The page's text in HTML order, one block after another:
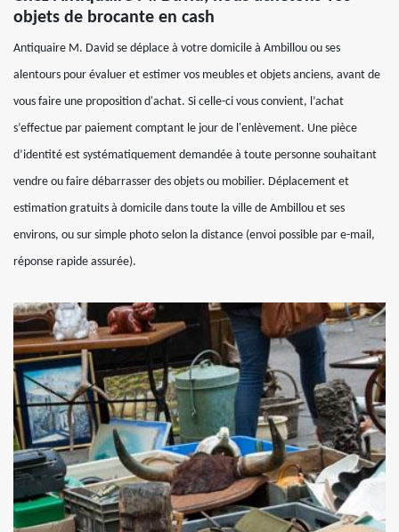
objets de brocante en cash
Antiquaire M. David se déplace à votre domicile à Ambillou ou ses
alentours pour évaluer et estimer vos meubles et objets anciens, avant de
vous faire une proposition d'achat. Si celle-ci vous convient, l’achat
s’effectue par paiement comptant le jour de l'enlèvement. Une pièce
d’identité est systématiquement demandée à toute personne souhaitant
vendre ou faire débarrasser des objets ou mobilier. Déplacement et
estimation gratuits à domicile dans toute la ville de Ambillou et ses
environs, ou sur simple photo selon la distance (envoi possible par e-mail,
réponse rapide assurée).